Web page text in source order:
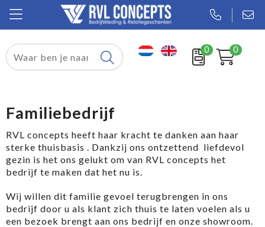
0 0
Relatiegeschenken
Sport
Werkkleding
Familiebedrijf
RVL concepts heeft haar kracht te danken aan haar
sterke thuisbasis . Dankzij ons ontzettend liefdevol
gezin is het ons gelukt om van RVL concepts het
bedrijf te maken dat het nu is.
Wij willen dit familie gevoel terugbrengen in ons
bedrijf door u als klant zich thuis te laten voelen als u
een bezoek brengt aan ons bedrijf en onze showroom.